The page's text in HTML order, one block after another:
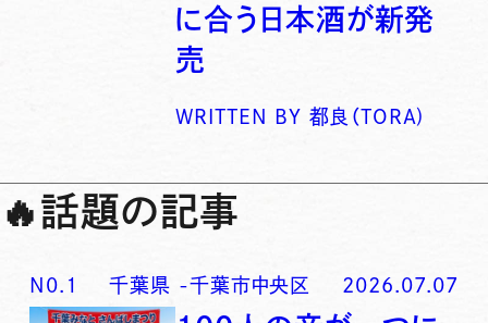
に合う日本酒が新発
売
WRITTEN BY 都良（TORA)
🔥話題の記事
N0. 1 千葉県 -千葉市中央区 2026.07.07